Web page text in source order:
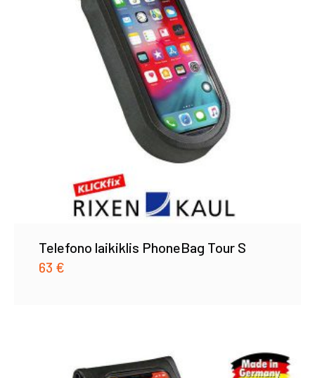
Telefono laikiklis PhoneBag Tour S
63 €